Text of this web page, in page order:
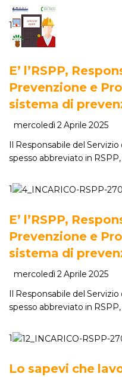
1
E’ l’RSPP,
Prevenzione e
sistema di
mercoledì 2 Aprile 2025
Il Responsabile del
spesso abbreviato in
1
E’ l’RSPP,
Prevenzione e
sistema di
mercoledì 2 Aprile 2025
Il Responsabile del
spesso abbreviato in
1
Lo sapevi che